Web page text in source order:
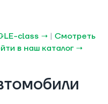
class → | Смотреть
в наш каталог →